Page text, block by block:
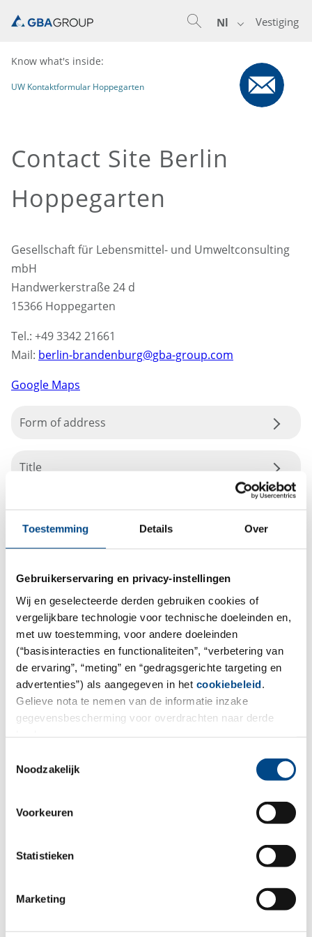
Toestemming Details Over
Gebruikerservaring en privacy-instellingen
Wij en geselecteerde derden gebruiken cookies of
vergelijkbare technologie voor technische doeleinden en,
met uw toestemming, voor andere doeleinden
(“basisinteracties en functionaliteiten”, “verbetering van
de ervaring”, “meting” en “gedragsgerichte targeting en
advertenties”) als aangegeven in het cookiebeleid
Gelieve nota te nemen van de informatie inzake
gegevensbescherming voor overdrachten naar derde
Noodzakelijk
Voorkeuren
Statistieken
Marketing
Vestiging
Nl
Know what's inside:
UW Kontaktformular Hoppegarten
Contact Site Berlin
Hoppegarten
Gesellschaft für Lebensmittel- und Umweltconsulting
mbH
Handwerkerstraße 24 d
15366 Hoppegarten
Tel.: +49 3342 21661
Mail: berlin-brandenburg@gba-group.com
Google Maps
Form of address
Title